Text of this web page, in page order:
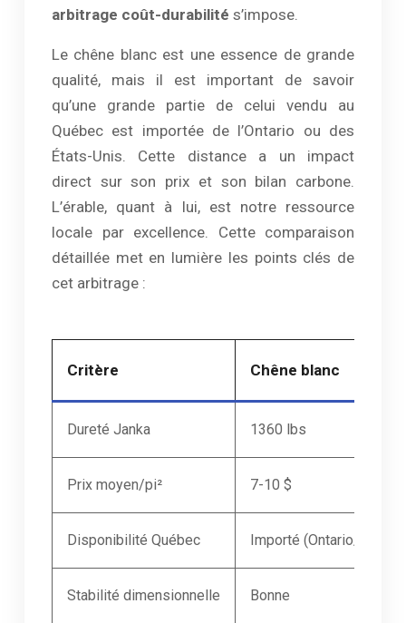
arbitrage coût-durabilité s’impose.
Le chêne blanc est une essence de grande
qualité, mais il est important de savoir
qu’une grande partie de celui vendu au
Québec est importée de l’Ontario ou des
États-Unis. Cette distance a un impact
direct sur son prix et son bilan carbone.
L’érable, quant à lui, est notre ressource
locale par excellence. Cette comparaison
détaillée met en lumière les points clés de
cet arbitrage :
Critère Chêne blanc
Dureté Janka 1360 lbs
Prix moyen/pi² 7-10 $
Disponibilité Québec Importé (Ontario/USA)
Stabilité dimensionnelle Bonne